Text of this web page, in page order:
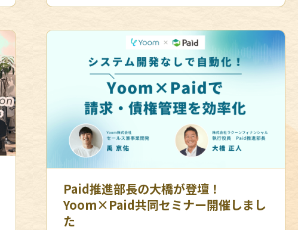
Paid推進部長の大橋が登壇！
Yoom×Paid共同セミナー開催しまし
た